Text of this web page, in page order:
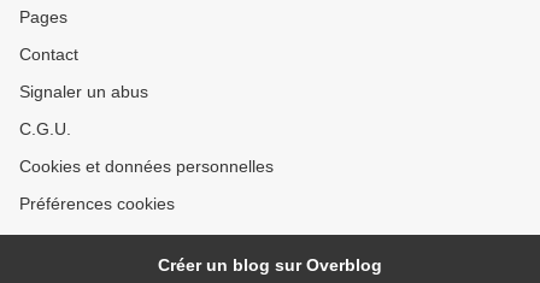
Pages
Contact
Signaler un abus
C.G.U.
Cookies et données personnelles
Préférences cookies
Créer un blog sur Overblog